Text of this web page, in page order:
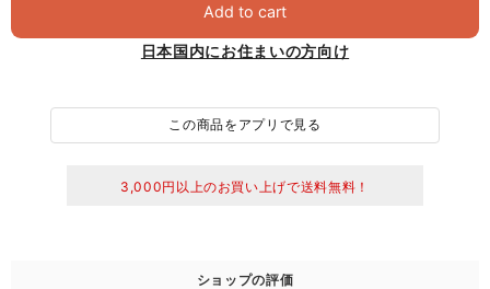
Add to cart
日本国内にお住まいの方向け
この商品をアプリで見る
3,000円以上のお買い上げで送料無料！
ショップの評価